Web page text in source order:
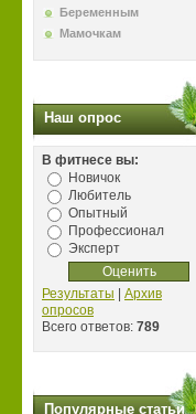
Беременным
Мамочкам
Наш опрос
В фитнесе вы:
Новичок
Любитель
Опытный
Профессионал
Эксперт
Результаты
Архив
опросов
Всего ответов: 789
Популярные статьи